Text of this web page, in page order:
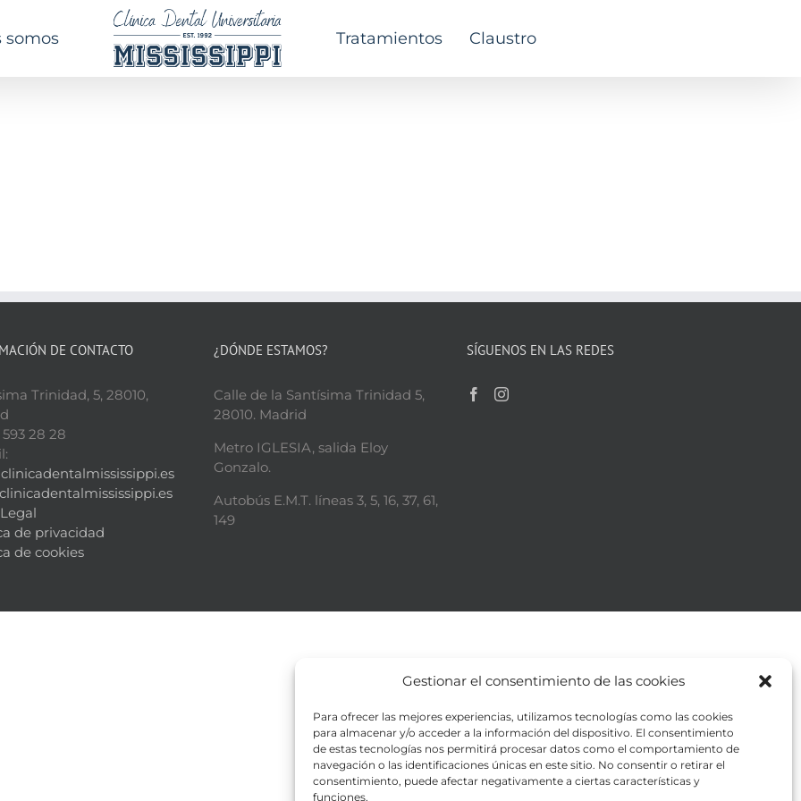
Gestionar el consentimiento de las cookies
Para ofrecer las mejores experiencias, utilizamos tecnologías como las cookies
para almacenar y/o acceder a la información del dispositivo. El consentimiento
de estas tecnologías nos permitirá procesar datos como el comportamiento de
navegación o las identificaciones únicas en este sitio. No consentir o retirar el
consentimiento, puede afectar negativamente a ciertas características y
funciones.
somos Tratamientos Claustro
DE CONTACTO
Trinidad, 5, 28010,
593 28 28
clinicadentalmississippi.es
de privacidad
de cookies
¿DÓNDE ESTAMOS?
Calle de la Santísima Trinidad 5,
28010. Madrid
Metro IGLESIA, salida Eloy
Gonzalo.
Autobús E.M.T. lí­neas 3, 5, 16, 37, 61,
149
SÍGUENOS EN LAS REDES